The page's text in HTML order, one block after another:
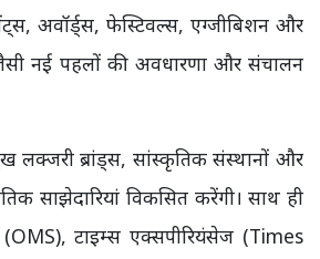
अवॉर्ड्स, फेस्टिवल्स, एग्जीबिशन और
जैसी नई पहलों की अवधारणा और संचालन
लक्जरी ब्रांड्स, सांस्कृतिक संस्थानों और
साझेदारियां विकसित करेंगी। साथ ही
टाइम्स एक्सपीरियंसेज (Times